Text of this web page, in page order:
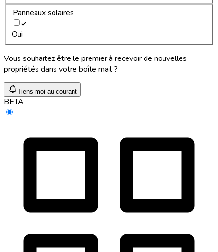
Panneaux solaires
Oui
Vous souhaitez être le premier à recevoir de nouvelles
propriétés dans votre boîte mail ?
Tiens-moi au courant
BETA